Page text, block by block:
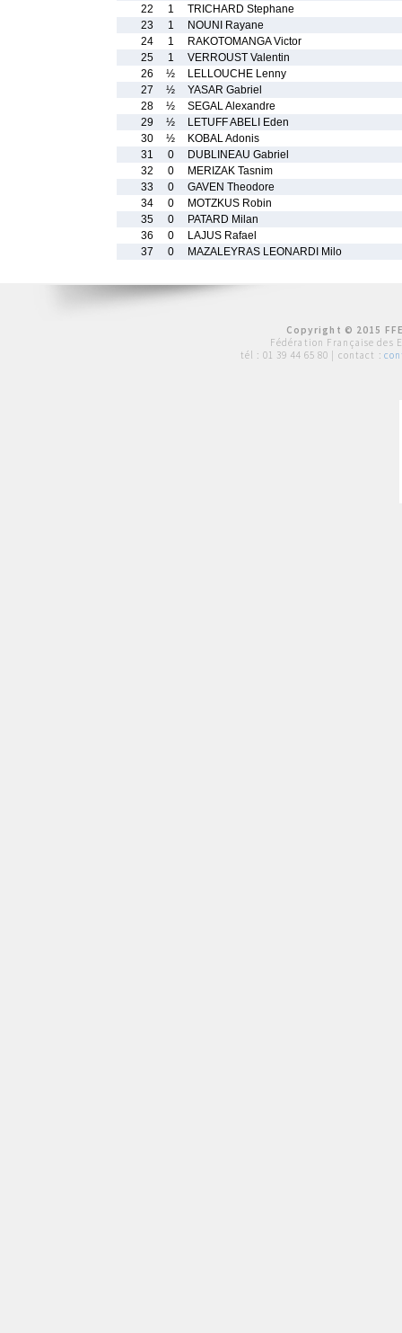
22
1
TRICHARD Stephane
23
1
NOUNI Rayane
24
1
RAKOTOMANGA Victor
25
1
VERROUST Valentin
26
½
LELLOUCHE Lenny
27
½
YASAR Gabriel
28
½
SEGAL Alexandre
29
½
LETUFF ABELI Eden
30
½
KOBAL Adonis
31
0
DUBLINEAU Gabriel
32
0
MERIZAK Tasnim
33
0
GAVEN Theodore
34
0
MOTZKUS Robin
35
0
PATARD Milan
36
0
LAJUS Rafael
37
0 MAZALEYRAS LEONARDI Milo
Copyright © 2015
Fédération Française des
tél : 01 39 44 65 80 | contact :